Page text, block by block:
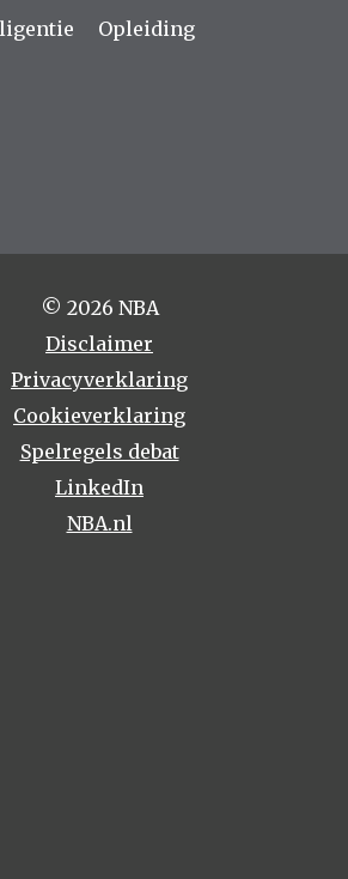
Opleiding
© 2026 NBA
Disclaimer
Privacyverklaring
Cookieverklaring
Spelregels debat
LinkedIn
NBA.nl